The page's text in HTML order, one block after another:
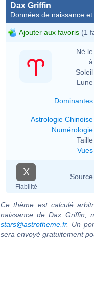
Dax Griffin
Données de naissance
Ajouter aux favoris (1
Né le
à
Soleil
Lune
Dominantes
Astrologie Chinoise
Numérologie
Vues
X
Fiabilité
Source
Ce thème est calculé
naissance de Dax Griffin,
stars@astrotheme.fr. Un
sera envoyé gratuitement